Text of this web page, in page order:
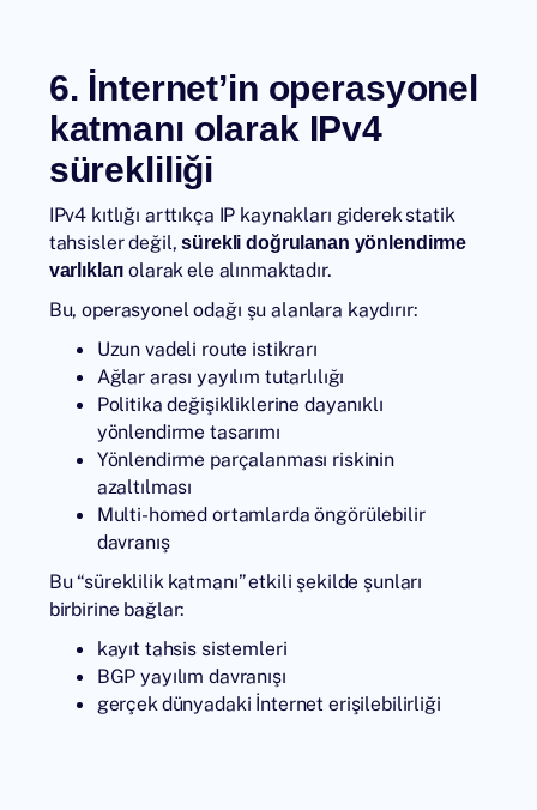
6. İnternet’in operasyonel
katmanı olarak IPv4
sürekliliği
IPv4 kıtlığı arttıkça IP kaynakları giderek statik
tahsisler değil,sürekli doğrulanan yönlendirme
varlıkları olarak ele alınmaktadır.
Bu, operasyonel odağı şu alanlara kaydırır:
Uzun vadeli route istikrarı
Ağlar arası yayılım tutarlılığı
Politika değişikliklerine dayanıklı
yönlendirme tasarımı
Yönlendirme parçalanması riskinin
azaltılması
Multi-homed ortamlarda öngörülebilir
davranış
Bu “süreklilik katmanı” etkili şekilde şunları
birbirine bağlar:
kayıt tahsis sistemleri
BGP yayılım davranışı
gerçek dünyadaki İnternet erişilebilirliği